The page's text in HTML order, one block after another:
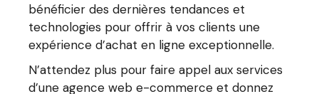
bénéficier des dernières tendances et
technologies pour offrir à vos clients une
expérience d’achat en ligne exceptionnelle.
N’attendez plus pour faire appel aux services
d’une agence web e-commerce et donnez